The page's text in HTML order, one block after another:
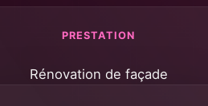
PRESTATION
Rénovation de façade